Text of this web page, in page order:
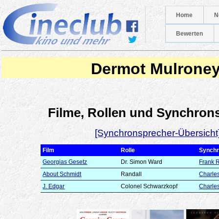
Home
Bewerten
Dermot
Filme, Rollen und
[Synchronsprecher-
Film Rolle
Georgias Gesetz
Dr. Simon Ward
Frank
About Schmidt
Randall
J. Edgar
Colonel Schwarzkopf